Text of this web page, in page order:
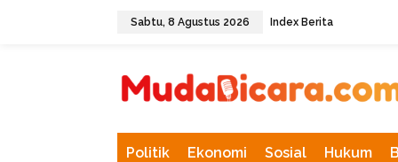
Sabtu, 8 Agustus 2026 Index Berita
Politik Ekonomi Sosial Hukum